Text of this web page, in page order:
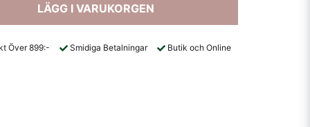
LÄGG I VARUKORGEN
Över 899:- Smidiga Betalningar
Butik och Online